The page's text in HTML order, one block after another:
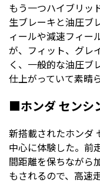
もう一つハイブリッ
生ブレーキと油圧ブ
ィールや減速フィー
が、フィット、グレ
く、一般的な油圧ブ
仕上がっていて素晴
■ホンダ センシ
新搭載されたホンダ
中心に体験した。前
間距離を保ちながら
もされるので、高速